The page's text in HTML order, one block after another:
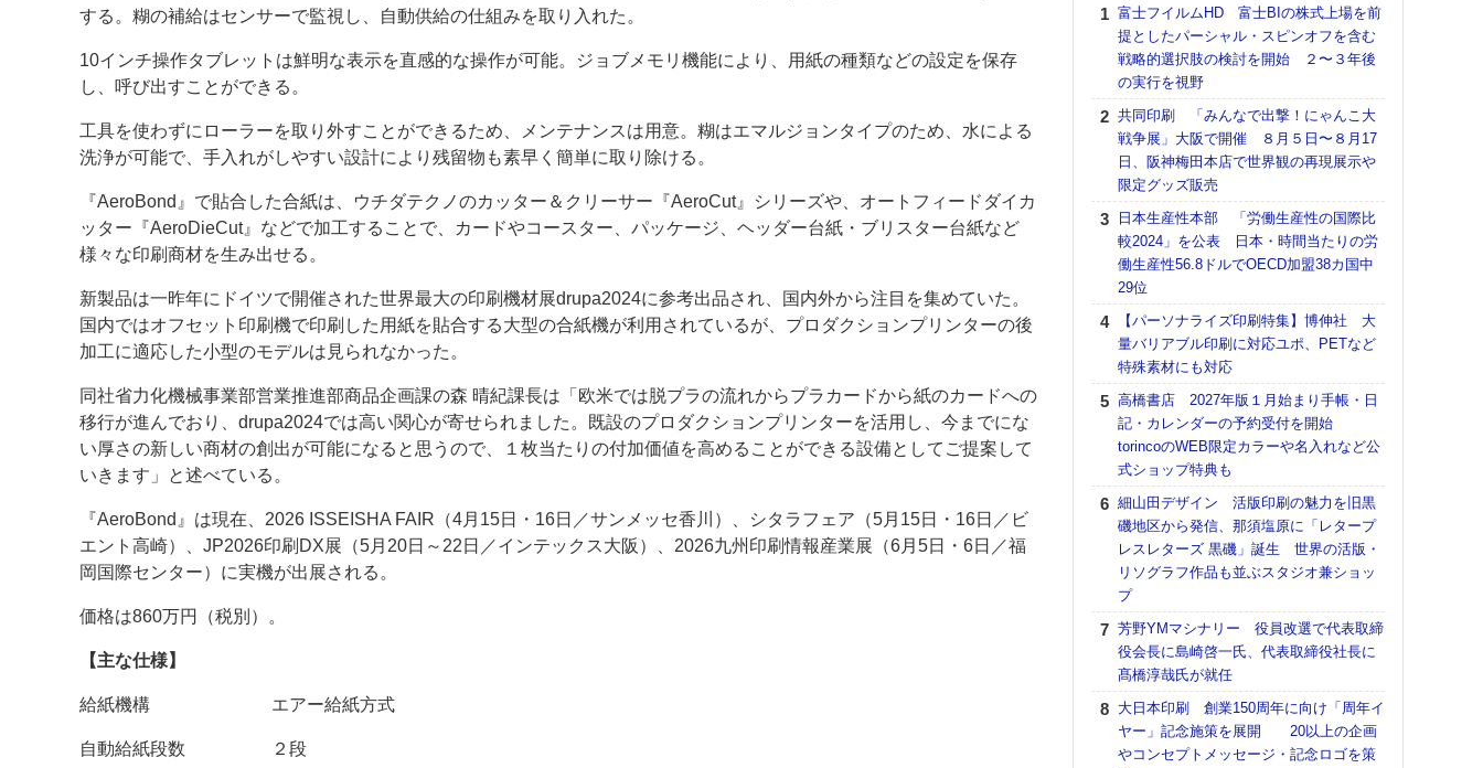
する。糊の補給はセンサーで監視し、自動供給の仕組みを取り入れた。
10インチ操作タブレットは鮮明な表示を直感的な操作が可能。ジョブメモリ機能により、用紙の種類などの設定を保存
し、呼び出すことができる。
工具を使わずにローラーを取り外すことができるため、メンテナンスは用意。糊はエマルジョンタイプのため、水による
洗浄が可能で、手入れがしやすい設計により残留物も素早く簡単に取り除ける。
『AeroBond』で貼合した合紙は、ウチダテクノのカッター＆クリーサー『AeroCut』シリーズや、オートフィードダイカ
ッター『AeroDieCut』などで加工することで、カードやコースター、パッケージ、ヘッダー台紙・ブリスター台紙など
様々な印刷商材を生み出せる。
新製品は一昨年にドイツで開催された世界最大の印刷機材展drupa2024に参考出品され、国内外から注目を集めていた。
国内ではオフセット印刷機で印刷した用紙を貼合する大型の合紙機が利用されているが、プロダクションプリンターの後
加工に適応した小型のモデルは見られなかった。
同社省力化機械事業部営業推進部商品企画課の森 晴紀課長は「欧米では脱プラの流れからプラカードから紙のカードへの
移行が進んでおり、drupa2024では高い関心が寄せられました。既設のプロダクションプリンターを活用し、今までにな
い厚さの新しい商材の創出が可能になると思うので、１枚当たりの付加価値を高めることができる設備としてご提案して
いきます」と述べている。
『AeroBond』は現在、2026 ISSEISHA FAIR（4月15日・16日／サンメッセ香川）、シタラフェア（5月15日・16日／ビ
エント高崎）、JP2026印刷DX展（5月20日～22日／インテックス大阪）、2026九州印刷情報産業展（6月5日・6日／福
岡国際センター）に実機が出展される。
価格は860万円（税別）。
【主な仕様】
給紙機構 エアー給紙方式
自動給紙段数 ２段
富士フイルムHD 富士BIの株式上場を前
提としたパーシャル・スピンオフを含む
戦略的選択肢の検討を開始 ２〜３年後
の実行を視野
共同印刷 「みんなで出撃！にゃんこ大
戦争展」大阪で開催 ８月５日〜８月17
日、阪神梅田本店で世界観の再現展示や
限定グッズ販売
日本生産性本部 「労働生産性の国際比
較2024」を公表 日本・時間当たりの労
働生産性56.8ドルでOECD加盟38カ国中
29位
【パーソナライズ印刷特集】博伸社 大
量バリアブル印刷に対応ユポ、PETなど
特殊素材にも対応
高橋書店 2027年版１月始まり手帳・日
記・カレンダーの予約受付を開始
torincoのWEB限定カラーや名入れなど公
式ショップ特典も
細山田デザイン 活版印刷の魅力を旧黒
磯地区から発信、那須塩原に「レタープ
レスレターズ 黒磯」誕生 世界の活版・
リソグラフ作品も並ぶスタジオ兼ショッ
プ
芳野YMマシナリー 役員改選で代表取締
役会長に島崎啓一氏、代表取締役社長に
髙橋淳哉氏が就任
大日本印刷 創業150周年に向け「周年イ
ヤー」記念施策を展開 20以上の企画
やコンセプトメッセージ・記念ロゴを策